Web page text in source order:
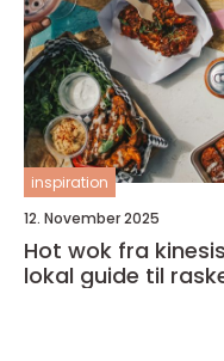
inspiration
12. November 2025
Hot wok fra
lokal guide til